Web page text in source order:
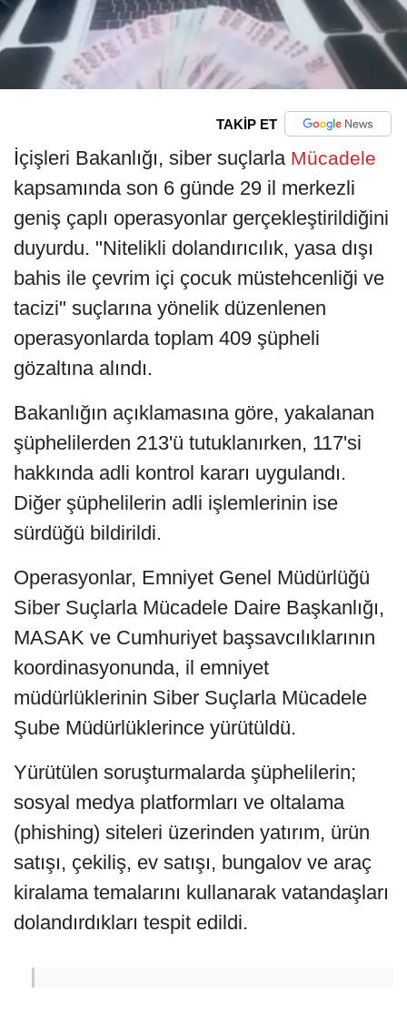
TAKİP ET
İçişleri Bakanlığı, siber suçlarla Mücadele
kapsamında son 6 günde 29 il merkezli
geniş çaplı operasyonlar gerçekleştirildiğini
duyurdu. "Nitelikli dolandırıcılık, yasa dışı
bahis ile çevrim içi çocuk müstehcenliği ve
tacizi" suçlarına yönelik düzenlenen
operasyonlarda toplam 409 şüpheli
gözaltına alındı.
Bakanlığın açıklamasına göre, yakalanan
şüphelilerden 213'ü tutuklanırken, 117'si
hakkında adli kontrol kararı uygulandı.
Diğer şüphelilerin adli işlemlerinin ise
sürdüğü bildirildi.
Operasyonlar, Emniyet Genel Müdürlüğü
Siber Suçlarla Mücadele Daire Başkanlığı,
MASAK ve Cumhuriyet başsavcılıklarının
koordinasyonunda, il emniyet
müdürlüklerinin Siber Suçlarla Mücadele
Şube Müdürlüklerince yürütüldü.
Yürütülen soruşturmalarda şüphelilerin;
sosyal medya platformları ve oltalama
(phishing) siteleri üzerinden yatırım, ürün
satışı, çekiliş, ev satışı, bungalov ve araç
kiralama temalarını kullanarak vatandaşları
dolandırdıkları tespit edildi.